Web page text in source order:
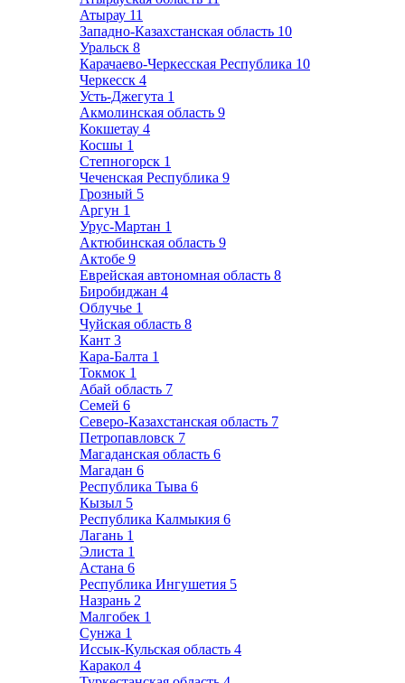
Атырау 11
Западно-Казахстанская область 10
Уральск 8
Карачаево-Черкесская Республика 10
Черкесск 4
Усть-Джегута 1
Акмолинская область 9
Кокшетау 4
Косшы 1
Степногорск 1
Чеченская Республика 9
Грозный 5
Аргун 1
Урус-Мартан 1
Актюбинская область 9
Актобе 9
Еврейская автономная область 8
Биробиджан 4
Облучье 1
Чуйская область 8
Кант 3
Кара-Балта 1
Токмок 1
Абай область 7
Семей 6
Северо-Казахстанская область 7
Петропавловск 7
Магаданская область 6
Магадан 6
Республика Тыва 6
Кызыл 5
Республика Калмыкия 6
Лагань 1
Элиста 1
Астана 6
Республика Ингушетия 5
Назрань 2
Малгобек 1
Сунжа 1
Иссык-Кульская область 4
Каракол 4